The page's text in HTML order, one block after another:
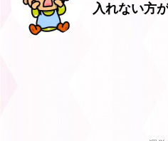
入れない方